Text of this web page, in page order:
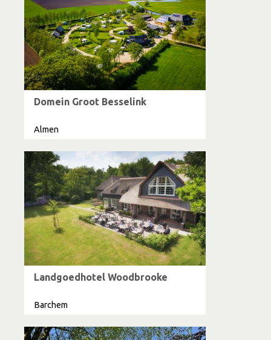
Domein Groot Besselink
Almen
Landgoedhotel Woodbrooke
Barchem